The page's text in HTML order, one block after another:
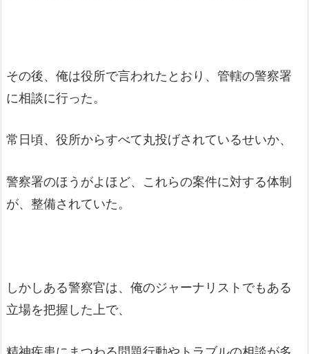
その後、俺は役所で言われたとおり、管轄の警察署
に相談に行った。
常日頃、役所からすべて丸投げされているせいか、
警察署のほうがよほど、これらの案件に対する体制
が、整備されていた。
しかしある警察官は、俺のジャーナリストでもある
立場を把握した上で、